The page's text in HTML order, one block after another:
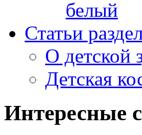
белый
Статьи
О детской
Детская
Интересные